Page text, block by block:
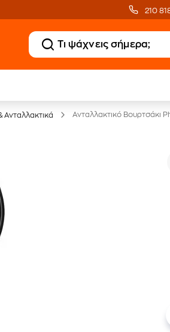
210
Ανταλλακτικά Ανταλλακτικό Βουρτσάκι